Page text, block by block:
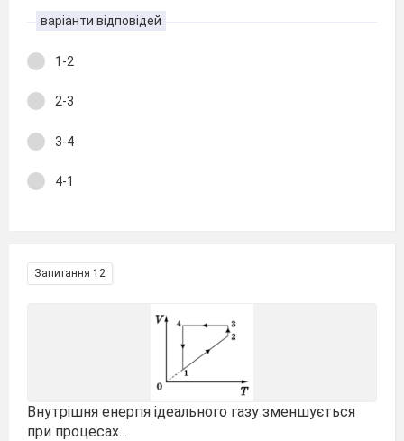
варіанти відповідей
1-2
2-3
3-4
4-1
Запитання 12
Внутрішня енергія ідеального газу зменшується
при процесах...